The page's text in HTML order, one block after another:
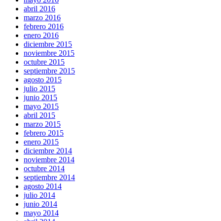
abril 2016
marzo 2016
febrero 2016
enero 2016
diciembre 2015
noviembre 2015
octubre 2015
septiembre 2015
agosto 2015
julio 2015
junio 2015
mayo 2015
abril 2015
marzo 2015
febrero 2015
enero 2015
diciembre 2014
noviembre 2014
octubre 2014
septiembre 2014
agosto 2014
julio 2014
junio 2014
mayo 2014